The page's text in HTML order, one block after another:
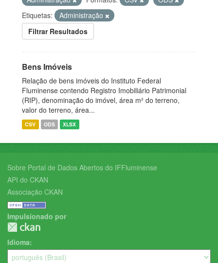
Etiquetas:
Administração
Filtrar Resultados
Bens Imóveis
Relação de bens imóveis do Instituto Federal
Fluminense contendo Registro Imobiliário Patrimonial
(RIP), denominação do imóvel, área m² do terreno,
valor do terreno, área...
CSV ODS XLSX
Sobre Portal de Dados Abertos do IFFluminense
API do CKAN
Associação CKAN
Impulsionado por
Idioma